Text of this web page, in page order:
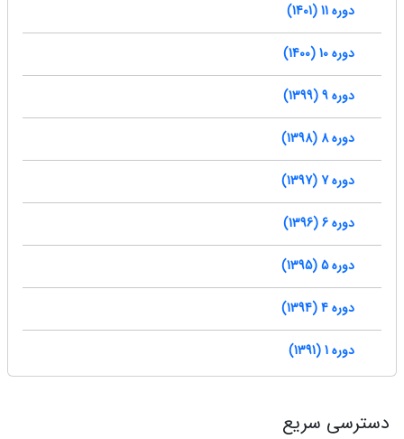
دوره 11 (1401)
دوره 10 (1400)
دوره 9 (1399)
دوره 8 (1398)
دوره 7 (1397)
دوره 6 (1396)
دوره 5 (1395)
دوره 4 (1394)
دوره 1 (1391)
دسترسی سریع